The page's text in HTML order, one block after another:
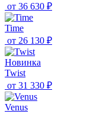
от 36 630 ₽
Time
от 26 130 ₽
Новинка
Twist
от 31 330 ₽
Venus